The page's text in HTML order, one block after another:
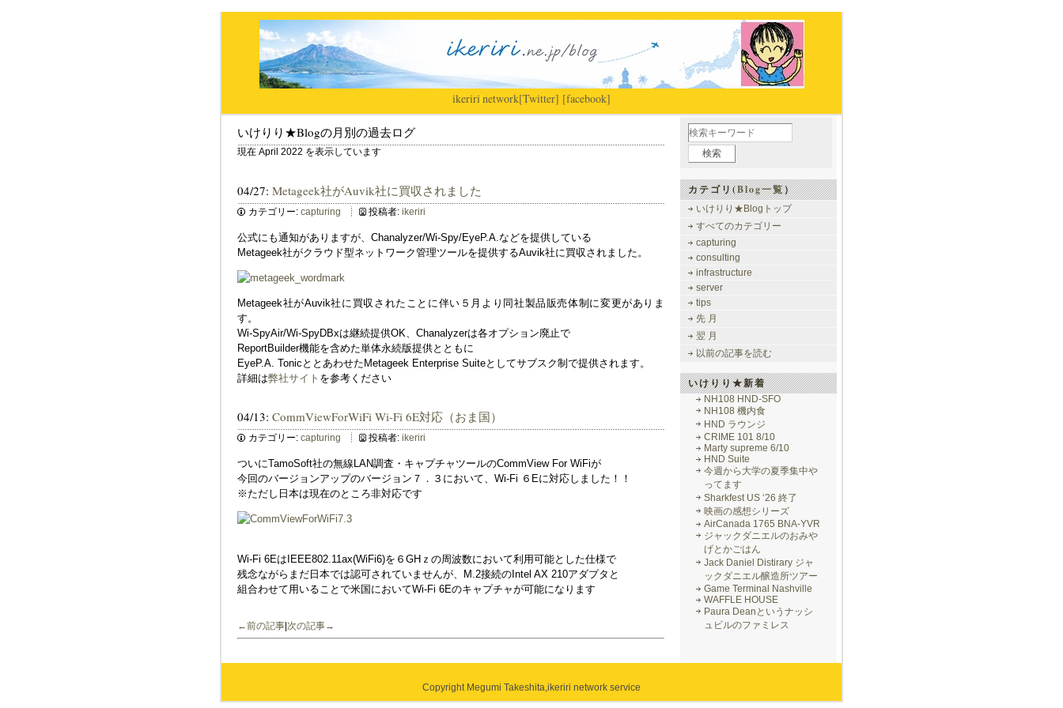
ikeriri|network[Twitter] [facebook]
いけりり★Blogの月別の過去ログ
現在 April 2022 を表示しています
04/27: Metageek社がAuvik社に買収されました
カテゴリー: capturing 投稿者: ikeriri
公式にも通知がありますが、Chanalyzer/Wi-Spy/EyeP.A.などを提供している
Metageek社がクラウド型ネットワーク管理ツールを提供するAuvik社に買収されました。
Metageek社がAuvik社に買収されたことに伴い５月より同社製品販売体制に変更がありま
す。
Wi-SpyAir/Wi-SpyDBxは継続提供OK、Chanalyzerは各オプション廃止で
ReportBuilder機能を含めた単体永続版提供とともに
EyeP.A. TonicととあわせたMetageek Enterprise Suiteとしてサブスク制で提供されます。
詳細は弊社サイト を参考ください
04/13: CommViewForWiFi Wi-Fi 6E対応（おま国）
カテゴリー: capturing 投稿者: ikeriri
ついにTamoSoft社の無線LAN調査・キャプチャツールのCommView For WiFiが
今回のバージョンアップのバージョン７．３において、Wi-Fi ６Eに対応しました！！
※ただし日本は現在のところ非対応です
Wi-Fi 6EはIEEE802.11ax(WiFi6)を６GHｚの周波数において利用可能とした仕様で
残念ながらまだ日本では認可されていませんが、M.2接続のIntel AX 210アダプタと
組合わせて用いることで米国においてWi-Fi 6Eのキャプチャが可能になります
←前の記事 次の記事→
カテゴリ(Blog一覧）
いけりり★Blogトップ
すべてのカテゴリー
capturing
consulting
infrastructure
server
tips
先 月
翌 月
以前の記事を読む
いけりり★新着
NH108 HND-SFO
NH108 機内食
HND ラウンジ
CRIME 101 8/10
Marty supreme 6/10
HND Suite
今週から大学の夏季集中や
ってます
Sharkfest US ‘26 終了
映画の感想シリーズ
AirCanada 1765 BNA-YVR
ジャックダニエルのおみや
げとかごはん
Jack Daniel Distirary ジャ
ックダニエル醸造所ツアー
Game Terminal Nashville
WAFFLE HOUSE
Paura Deanというナッシ
ュビルのファミレス
Copyright Megumi Takeshita,ikeriri network service